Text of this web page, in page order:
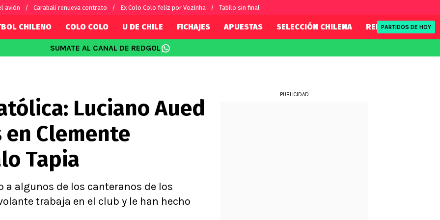
avión Carabalí renueva contrato Ex Colo Colo feliz por Vozinha Tabilo sin final
por el mundo
Fútbol Argentino
Fútbol Brasileño
Conference League
Ligue 1
CHILENO COLO COLO U DE CHILE FICHAJES APUESTAS SELECCIÓN CHILENA REDSPORT
PARTIDOS DE HOY
SUMATE AL CANAL DE REDGOL
Luciano Aued
Clemente
Tapia
a algunos de los canteranos de los
trabaja en el club y le han hecho
PUBLICIDAD